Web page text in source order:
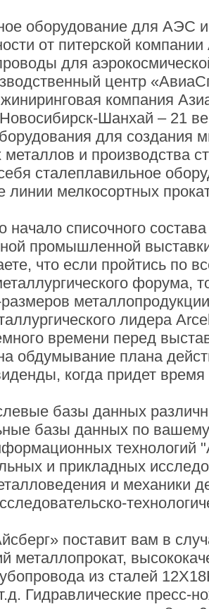
оборудование для АЭС и
от питерской
для
центр
компания
Шанхай – 21
для создания
и производства
сталеплавильное
линии мелкосортных
списочного
промышленной
что если пройтись по
форума,
лидера
времени перед
обдумывание плана
когда придет
базы данных
базы данных по
технологий
и прикладных
и механики
поставит вам в
металлопрокат,
из сталей
Гидравлические пресс-